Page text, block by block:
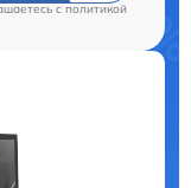
cполитикой